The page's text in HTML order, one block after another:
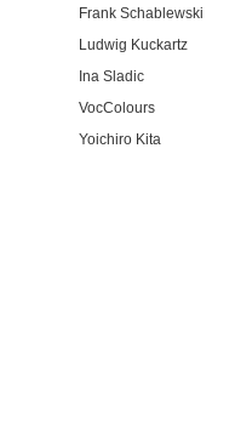
Frank Schablewski
Ludwig Kuckartz
Ina Sladic
VocColours
Yoichiro Kita